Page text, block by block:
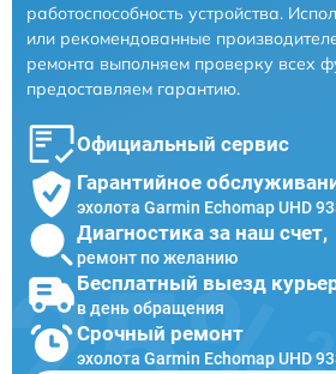
работоспособность устройства.
или рекомендованные
ремонта выполняем проверку всех
предоставляем гарантию.
Официальный сервис
Гарантийное
эхолота Garmin Echomap UHD
Диагностика за наш счет,
ремонт по желанию
Бесплатный выезд
в день обращения
Срочный ремонт
эхолота Garmin Echomap UHD